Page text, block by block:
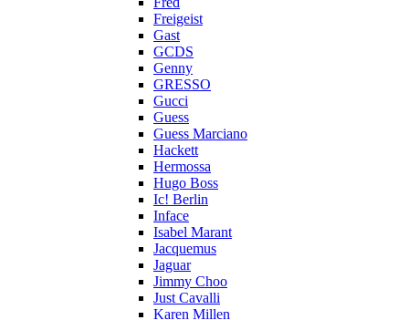
Freigeist
Gast
GCDS
Genny
GRESSO
Gucci
Guess
Guess Marciano
Hackett
Hermossa
Hugo Boss
Ic! Berlin
Inface
Isabel Marant
Jacquemus
Jaguar
Jimmy Choo
Just Cavalli
Karen Millen